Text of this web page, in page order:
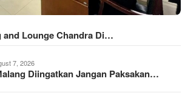
Lounge Chandra Di…
7, 2026
Diingatkan Jangan Paksakan…